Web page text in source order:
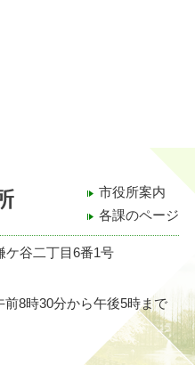
市役所案内
各課のページ
谷二丁目6番1号
8時30分から午後5時まで